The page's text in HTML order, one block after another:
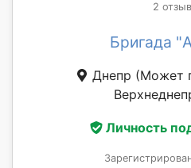
2
Бригада
Днепр (Может
Личность